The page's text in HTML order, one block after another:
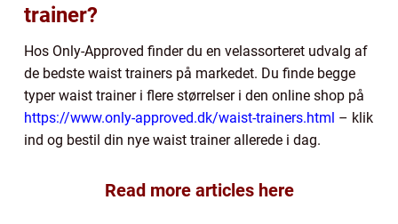
trainer?
Hos Only-Approved finder du en velassorteret udvalg af
de bedste waist trainers på markedet. Du finde begge
typer waist trainer i flere størrelser i den online shop på
https://www.only-approved.dk/waist-trainers.html – klik
ind og bestil din nye waist trainer allerede i dag.
Read more articles here